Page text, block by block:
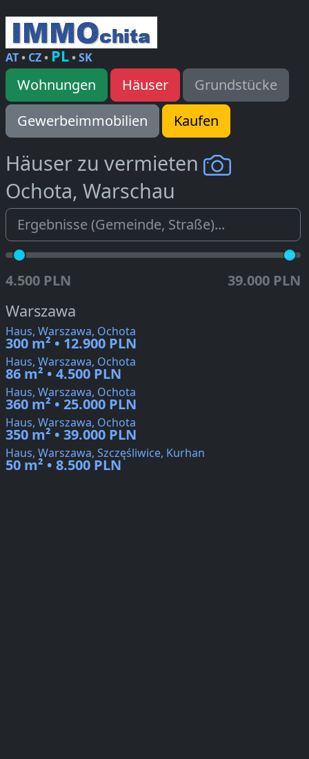
AT• CZ• PL•SK
Wohnungen Häuser
Grundstücke
Gewerbeimmobilien
Kaufen
Häuser zu vermieten
Ochota, Warschau
4.500 PLN 39.000 PLN
Warszawa
Haus, Warszawa, Ochota
300 m² • 12.900 PLN
Haus, Warszawa, Ochota
86 m² • 4.500 PLN
Haus, Warszawa, Ochota
360 m² • 25.000 PLN
Haus, Warszawa, Ochota
350 m² • 39.000 PLN
Haus, Warszawa, Szczęśliwice, Kurhan
50 m² • 8.500 PLN